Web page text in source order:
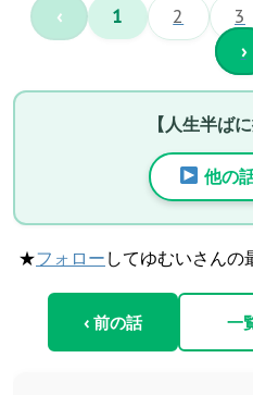
‹ 1 2 3
›
【人生半ば
他の
★フォロー してゆむいさんの
‹ 前の話 一